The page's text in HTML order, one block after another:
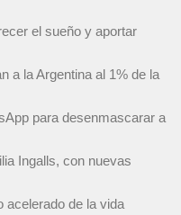
el sueño y aportar
a la Argentina al 1% de la
para desenmascarar a
Ingalls, con nuevas
acelerado de la vida